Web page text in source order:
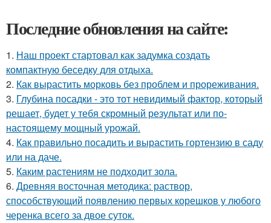
Последние обновления на сайте:
1. Наш проект стартовал как задумка создать
компактную беседку для отдыха.
2. Как вырастить морковь без проблем и прореживания.
3. Глубина посадки - это тот невидимый фактор, который
решает, будет у тебя скромный результат или по-
настоящему мощный урожай.
4. Как правильно посадить и вырастить гортензию в саду
или на даче.
5. Каким растениям не подходит зола.
6. Древняя восточная методика: раствор,
способствующий появлению первых корешков у любого
черенка всего за двое суток.